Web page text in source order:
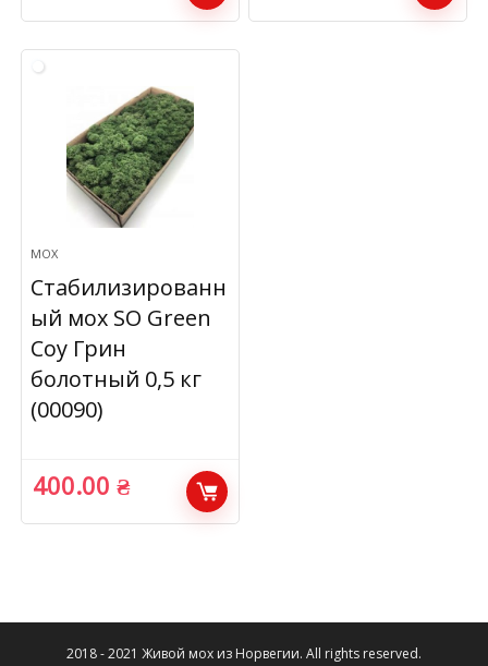
МОХ
Стабилизированн
ый мох SO Green
Соу Грин
болотный 0,5 кг
(00090)
400.00₴
2018 - 2021 Живой мох из Норвегии. All rights reserved.